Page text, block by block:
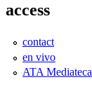
access
contact
en vivo
ATA Mediateca